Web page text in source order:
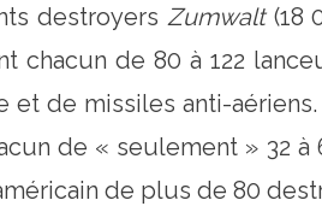
destroyers Zumwalt (18
chacun de 80 à 122
de missiles anti-
de « seulement » 32
de plus de 80